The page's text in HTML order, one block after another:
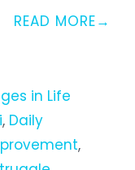
READ MORE
in Life
, Daily
,